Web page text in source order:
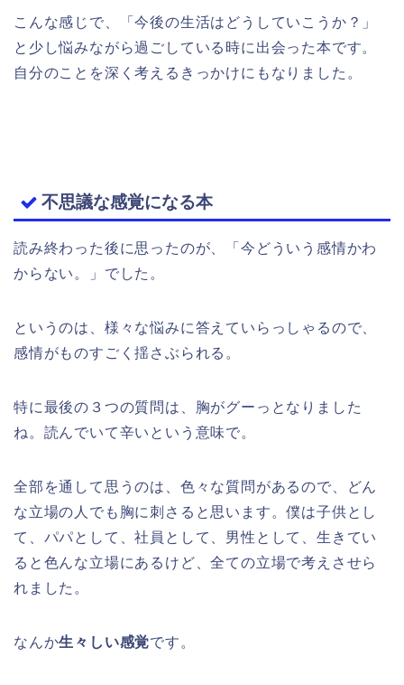
こんな感じで、「今後の生活はどうしていこうか？」
と少し悩みながら過ごしている時に出会った本です。
自分のことを深く考えるきっかけにもなりました。
不思議な感覚になる本
読み終わった後に思ったのが、「今どういう感情かわ
からない。」でした。
というのは、様々な悩みに答えていらっしゃるので、
感情がものすごく揺さぶられる。
特に最後の３つの質問は、胸がグーっとなりました
ね。読んでいて辛いという意味で。
全部を通して思うのは、色々な質問があるので、どん
な立場の人でも胸に刺さると思います。僕は子供とし
て、パパとして、社員として、男性として、生きてい
ると色んな立場にあるけど、全ての立場で考えさせら
れました。
なんか生々しい感覚です。